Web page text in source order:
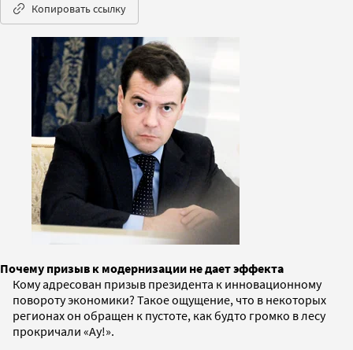
Копировать ссылку
Почему призыв к модернизации не дает эффекта
Кому адресован призыв президента к инновационному
повороту экономики? Такое ощущение, что в некоторых
регионах он обращен к пустоте, как будто громко в лесу
прокричали «Ау!».